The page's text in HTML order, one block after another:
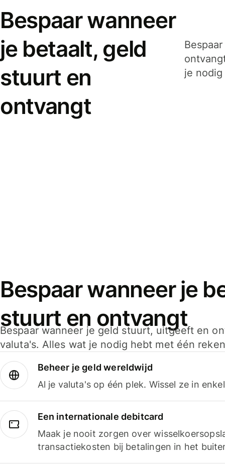
Bespaar wanneer
je betaalt, geld
stuurt en
ontvangt
je
Bespaar wanneer je
stuurt en ontvangt
Bespaar wanneer je geld stuurt, uitgeeft en
valuta's. Alles wat je nodig hebt met één
Beheer je geld wereldwijd
Al je valuta's op één plek. Wissel ze in
Een internationale debitcard
Maak je nooit zorgen over
transactiekosten bij betalingen in het